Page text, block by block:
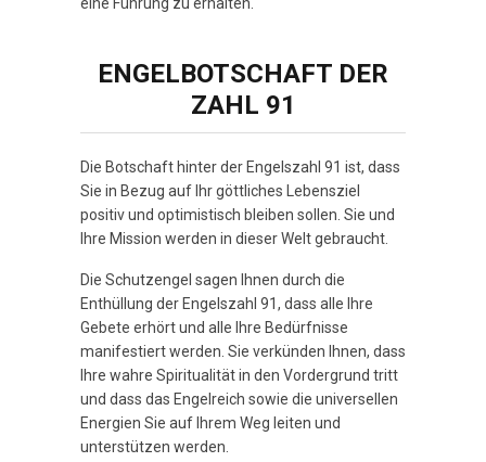
eine Führung zu erhalten.
ENGELBOTSCHAFT DER
ZAHL 91
Die Botschaft hinter der Engelszahl 91 ist, dass
Sie in Bezug auf Ihr göttliches Lebensziel
positiv und optimistisch bleiben sollen. Sie und
Ihre Mission werden in dieser Welt gebraucht.
Die Schutzengel sagen Ihnen durch die
Enthüllung der Engelszahl 91, dass alle Ihre
Gebete erhört und alle Ihre Bedürfnisse
manifestiert werden. Sie verkünden Ihnen, dass
Ihre wahre Spiritualität in den Vordergrund tritt
und dass das Engelreich sowie die universellen
Energien Sie auf Ihrem Weg leiten und
unterstützen werden.